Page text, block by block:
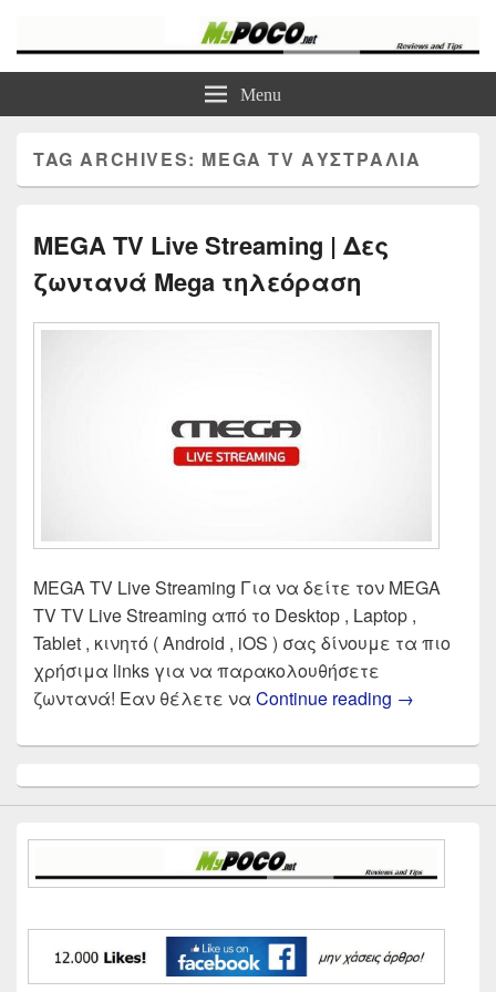
Τα καλύτερα Reviews , Συγκρίσεις , VPN , Webhosting
Menu
TAG ARCHIVES: MEGA TV ΑΥΣΤΡΑΛΊΑ
MEGA TV Live Streaming | Δες
ζωντανά Mega τηλεόραση
MEGA TV Live Streaming Για να δείτε τον MEGA
TV TV Live Streaming από το Desktop , Laptop ,
Tablet , κινητό ( Android , iOS ) σας δίνουμε τα πιο
χρήσιμα links για να παρακολουθήσετε
ζωντανά! Εαν θέλετε να Continue reading MEGA TV
→
Sidebar
Widget